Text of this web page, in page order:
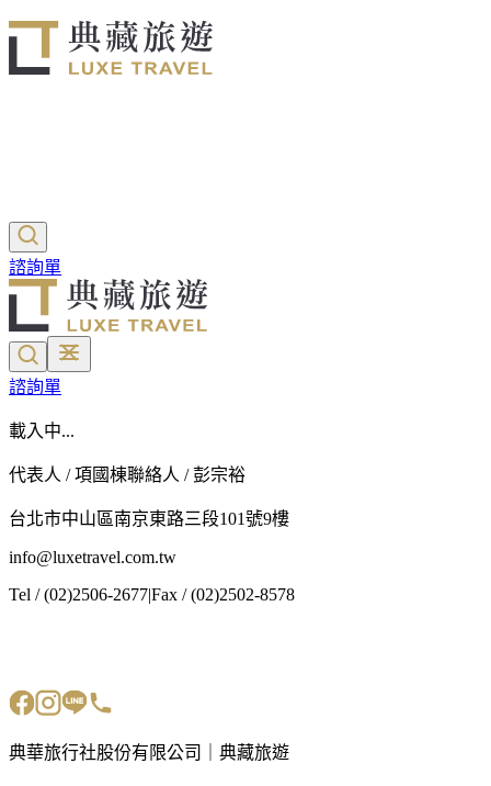
諮詢單
諮詢單
載入中...
代表人 / 項國棟聯絡人 / 彭宗裕
台北市中山區南京東路三段101號9樓
info@luxetravel.com.tw
Tel / (02)2506-2677|Fax / (02)2502-8578
典華旅行社股份有限公司｜典藏旅遊